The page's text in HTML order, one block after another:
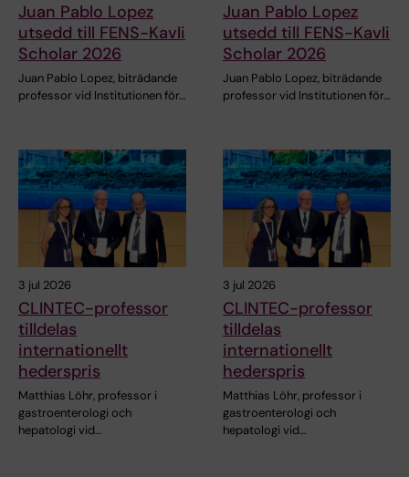
Juan Pablo Lopez
utsedd till FENS-Kavli
Scholar 2026
Juan Pablo Lopez, biträdande
professor vid Institutionen för…
Juan Pablo Lopez
utsedd till FENS-Kavli
Scholar 2026
Juan Pablo Lopez, biträdande
professor vid Institutionen för…
3 jul 2026
CLINTEC-professor
tilldelas
internationellt
hederspris
Matthias Löhr, professor i
gastroenterologi och
hepatologi vid…
3 jul 2026
CLINTEC-professor
tilldelas
internationellt
hederspris
Matthias Löhr, professor i
gastroenterologi och
hepatologi vid…